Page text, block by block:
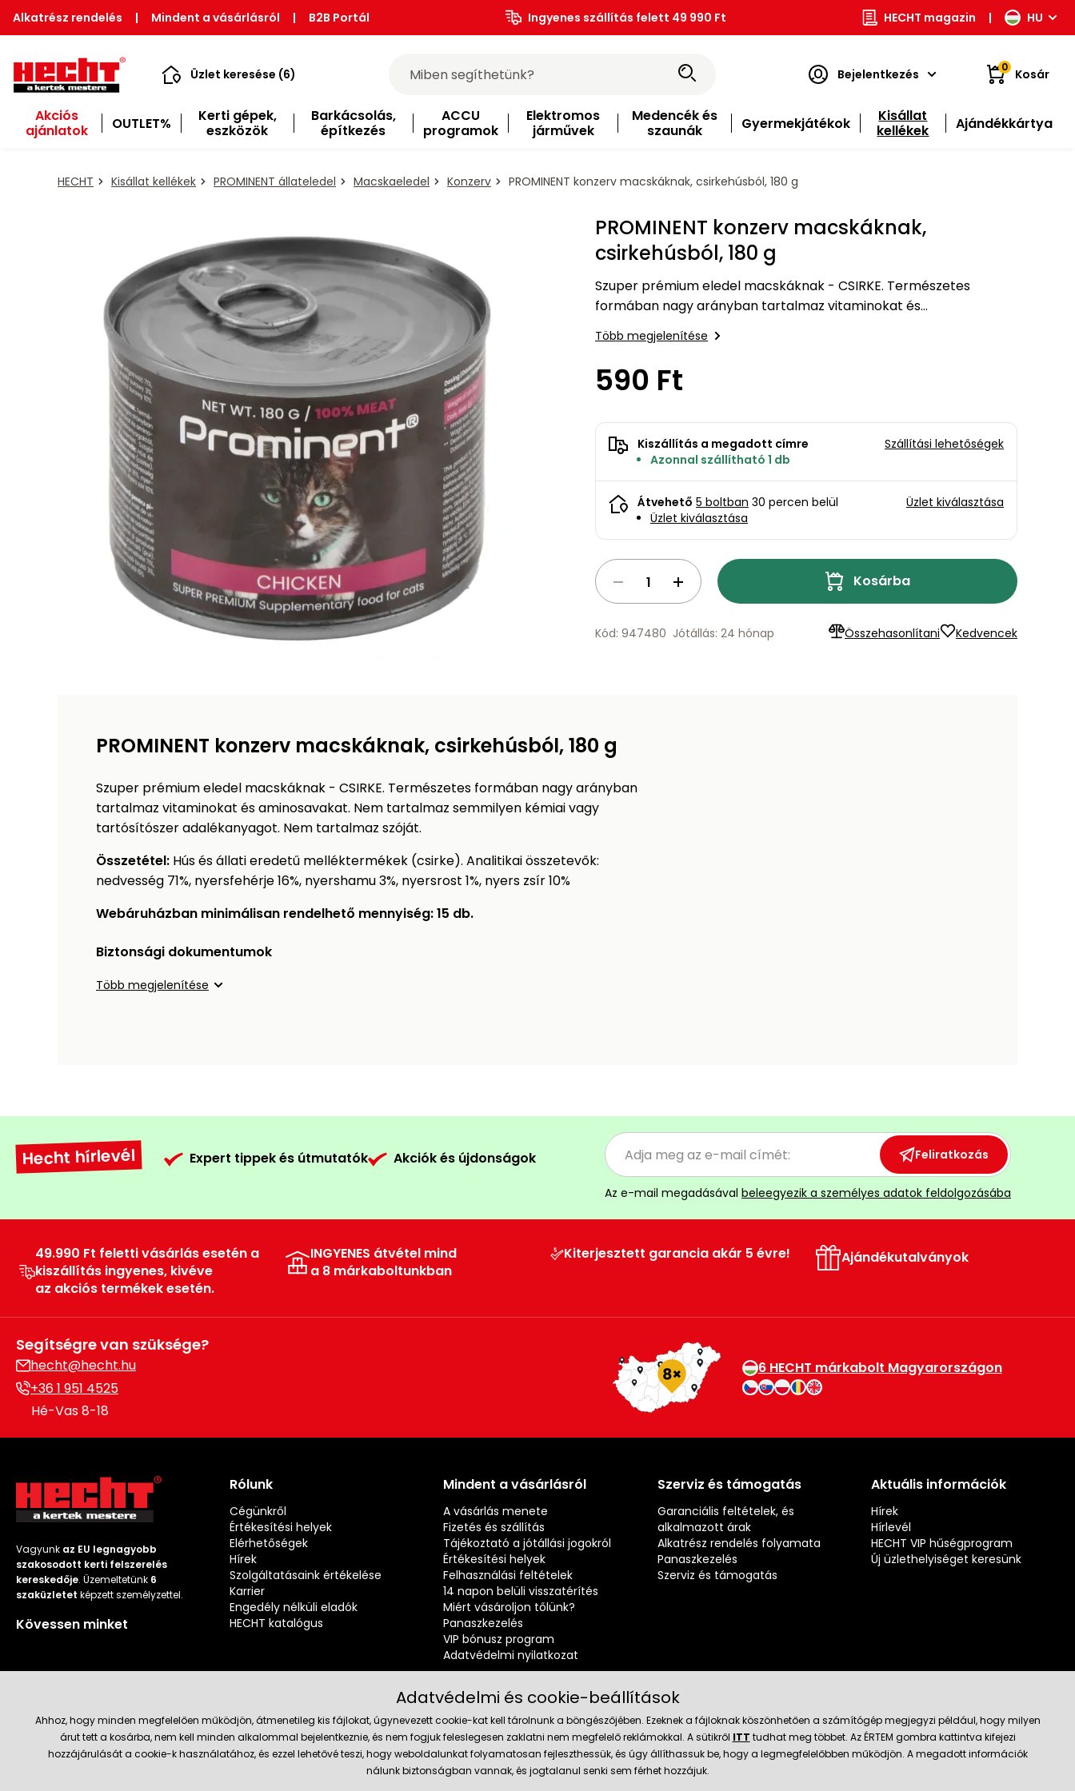
Alkatrész rendelés | Mindent a vásárlásról | B2B Portál Ingyenes szállítás felett 49 990 Ft HECHT magazin | HU
Üzlet keresése (6) Bejelentkezés 0 Kosár
Akciós
ajánlatok
OUTLET%
Kerti gépek,
eszközök
Barkácsolás,
építkezés
ACCU
programok
Elektromos
járművek
Medencék és
szaunák
Gyermekjátékok
Kisállat
kellékek
Ajándékkártya
HECHT Kisállat kellékek PROMINENT állateledel Macskaeledel Konzerv PROMINENT konzerv macskáknak, csirkehúsból, 180 g
PROMINENT konzerv macskáknak,
csirkehúsból, 180 g
Szuper prémium eledel macskáknak - CSIRKE. Természetes
formában nagy arányban tartalmaz vitaminokat és
aminosavakat. Nem tartalmaz semmilyen kémiai vagy
tartósítószer adalékanyagot.
Több megjelenítése
590 Ft
Kiszállítás a megadott címre
Azonnal szállítható 1 db
Szállítási lehetőségek
Átvehető 5 boltban 30 percen belül
Üzlet kiválasztása
Üzlet kiválasztása
Kosárba
Összehasonlítani Kedvencek
Kód: 947480 Jótállás: 24 hónap
PROMINENT konzerv macskáknak, csirkehúsból, 180 g
Szuper prémium eledel macskáknak - CSIRKE. Természetes formában nagy arányban
tartalmaz vitaminokat és aminosavakat. Nem tartalmaz semmilyen kémiai vagy
tartósítószer adalékanyagot. Nem tartalmaz szóját.
Összetétel: Hús és állati eredetű melléktermékek (csirke). Analitikai összetevők:
nedvesség 71%, nyersfehérje 16%, nyershamu 3%, nyersrost 1%, nyers zsír 10%
Webáruházban minimálisan rendelhető mennyiség: 15 db.
Biztonsági dokumentumok
Több megjelenítése
Hecht hírlevél Expert tippek és útmutatók Akciók és újdonságok Feliratkozás
Az e-mail megadásával beleegyezik a személyes adatok feldolgozásába
49.990 Ft feletti vásárlás esetén a
kiszállítás ingyenes, kivéve
az akciós termékek esetén.
INGYENES átvétel mind
a 8 márkaboltunkban
Kiterjesztett garancia akár 5 évre! Ajándékutalványok
Segítségre van szüksége?
hecht@hecht.hu
+36 1 951 4525
Hé-Vas 8-18
6 HECHT márkabolt Magyarországon
Vagyunk az EU legnagyobb
szakosodott kerti felszerelés
kereskedője. Üzemeltetünk 6
szaküzletet képzett személyzettel.
Kövessen minket
Rólunk
Cégünkről
Értékesítési helyek
Elérhetőségek
Hírek
Szolgáltatásaink értékelése
Karrier
Engedély nélküli eladók
HECHT katalógus
Mindent a vásárlásról
A vásárlás menete
Fizetés és szállítás
Tájékoztató a jótállási jogokról
Értékesítési helyek
Felhasználási feltételek
14 napon belüli visszatérítés
Miért vásároljon tőlünk?
Panaszkezelés
VIP bónusz program
Adatvédelmi nyilatkozat
Szerviz és támogatás
Garanciális feltételek, és
alkalmazott árak
Alkatrész rendelés folyamata
Panaszkezelés
Szerviz és támogatás
Aktuális információk
Hírek
Hírlevél
HECHT VIP hűségprogram
Új üzlethelyiséget keresünk
Szállítás és fizetési módok Megbízható kereskedő
Adatvédelmi és cookie-beállítások
Ahhoz, hogy minden megfelelően működjön, átmenetileg kis fájlokat, úgynevezett cookie-kat kell tárolnunk a böngészőjében. Ezeknek a fájloknak köszönhetően a számítógép megjegyzi például, hogy milyen
árut tett a kosárba, nem kell minden alkalommal bejelentkeznie, és nem fogjuk feleslegesen zaklatni nem megfelelő reklámokkal. A sütikről ITT tudhat meg többet. Az ÉRTEM gombra kattintva kifejezi
hozzájárulását a cookie-k használatához, és ezzel lehetővé teszi, hogy weboldalunkat folyamatosan fejleszthessük, és úgy állíthassuk be, hogy a legmegfelelőbben működjön. A megadott információk
nálunk biztonságban vannak, és jogtalanul senki sem férhet hozzájuk.